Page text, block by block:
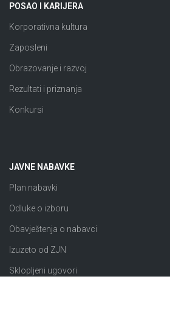
POSAO I KARIJERA
Korporativna kultura
Zaposleni
Obrazovanje i razvoj
Rezultati i priznanja
Konkursi
JAVNE NABAVKE
Plan nabavki
Odluke o izboru
Obavještenja o nabavci
Izuzeto od ZJN
Sklopljeni ugovori